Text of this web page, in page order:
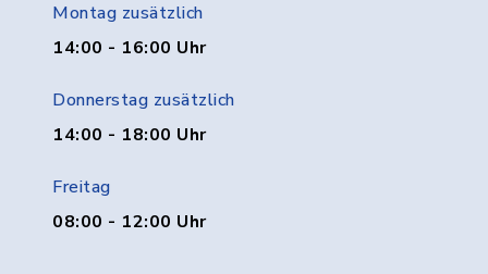
Montag zusätzlich
14:00 - 16:00 Uhr
Donnerstag zusätzlich
14:00 - 18:00 Uhr
Freitag
08:00 - 12:00 Uhr